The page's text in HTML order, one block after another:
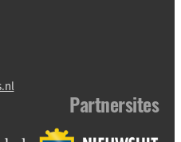
Partnersites